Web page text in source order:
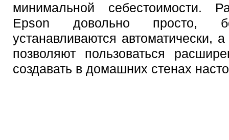
минимальной себестоимости.
Epson довольно просто,
устанавливаются автоматически,
позволяют пользоваться
создавать в домашних стенах